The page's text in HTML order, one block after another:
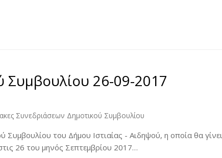
Συμβουλίου 26-09-2017
Συνεδριάσεων Δημοτικού Συμβουλίου
Συμβουλίου του Δήμου Ιστιαίας - Αιδηψού, η οποία θα γίνει
26 του μηνός Σεπτεμβρίου 2017…